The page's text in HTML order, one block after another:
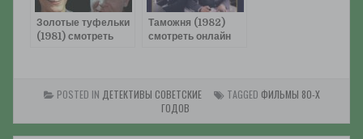
Золотые туфельки
(1981) смотреть
Таможня (1982)
смотреть онлайн
POSTED IN ДЕТЕКТИВЫ СОВЕТСКИЕ TAGGED ФИЛЬМЫ 80-Х
ГОДОВ